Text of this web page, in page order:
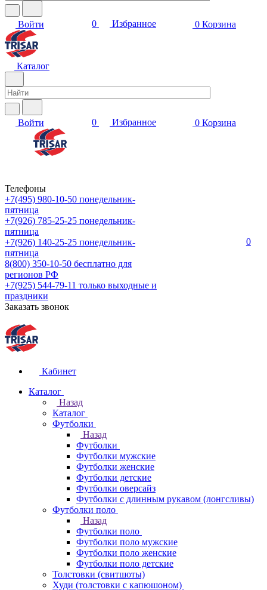
Войти 0 Избранное 0 Корзина
Каталог
Войти 0 Избранное 0 Корзина
Телефоны
+7(495) 980-10-50 понедельник-
пятница
+7(926) 785-25-25 понедельник-
пятница
+7(926) 140-25-25 понедельник-
пятница
8(800) 350-10-50 бесплатно для
регионов РФ
+7(925) 544-79-11 только выходные и
праздники
Заказать звонок
0
Кабинет
Каталог
Назад
Каталог
Футболки
Назад
Футболки
Футболки мужские
Футболки женские
Футболки детские
Футболки оверсайз
Футболки с длинным рукавом (лонгсливы)
Футболки поло
Назад
Футболки поло
Футболки поло мужские
Футболки поло женские
Футболки поло детские
Толстовки (свитшоты)
Худи (толстовки с капюшоном)